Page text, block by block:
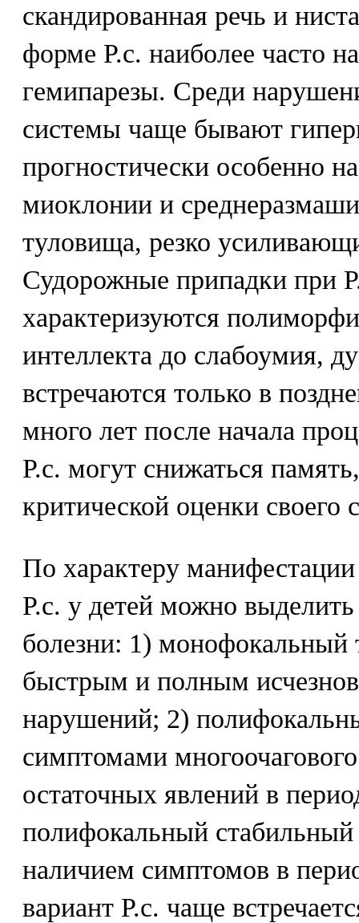
скандированная речь и
форме Р.с. наиболее часто
гемипарезы. Среди
системы чаще бывают
прогностически особенно
миоклонии и
туловища, резко
Судорожные припадки при
характеризуются
интеллекта до слабоумия,
встречаются только в
много лет после начала
Р.с. могут снижаться
критической оценки своего
По характеру
Р.с. у детей можно выделить
болезни: 1) монофокальный
быстрым и полным
нарушений; 2)
симптомами
остаточных явлений в
полифокальный
наличием симптомов в
вариант Р.с. чаще